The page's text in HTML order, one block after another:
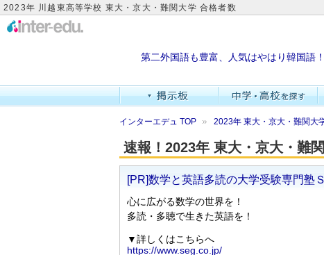
2023年 川越東高等学校 東大・京大・難関大学 合格者数
第二外国語も豊富、人気はやはり韓国語！
インターエデュ TOP 2023年 東大・京大・難関大
速報！2023年 東大・京大・難